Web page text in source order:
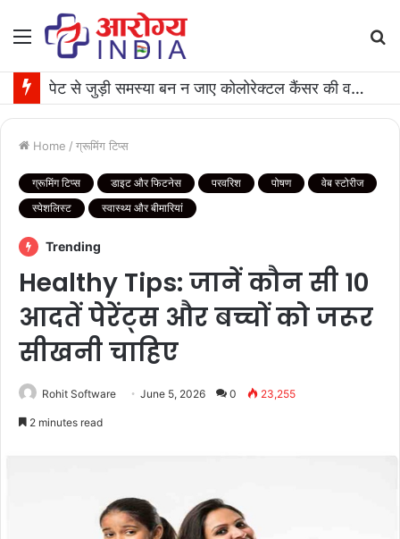
Menu
केला खाने का सही समय क्‍या है?, इस वक्त खाने से नहीं होंगी स्वास्थ समस्याएं
Home / ग्रूमिंग टिप्स
ग्रूमिंग टिप्स डाइट और फिटनेस परवरिश पोषण
वेब स्टोरीज
स्पेशलिस्ट
स्वास्थ्य और बीमारियां
Trending
Healthy Tips: जानें कौन सी 10
आदतें पेरेंट्स और बच्चों को जरूर
सीखनी चाहिए
Rohit Software June 5, 2026 0 23,255
2 minutes read